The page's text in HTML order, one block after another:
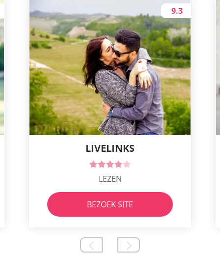
LIVELINKS
9.3
LEZEN
BEZOEK SITE